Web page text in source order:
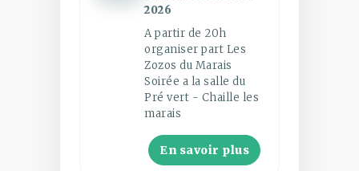
2026
A partir de 20h
organiser part Les
Zozos du Marais
Soirée a la salle du
Pré vert - Chaille les
marais
En savoir plus